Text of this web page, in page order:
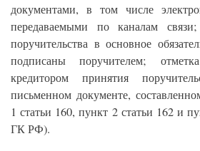
документами, в том числе
передаваемыми по каналам
поручительства в основное
подписаны поручителем;
кредитором принятия
письменном документе,
1 статьи 160, пункт 2 статьи 162 и
ГК РФ).